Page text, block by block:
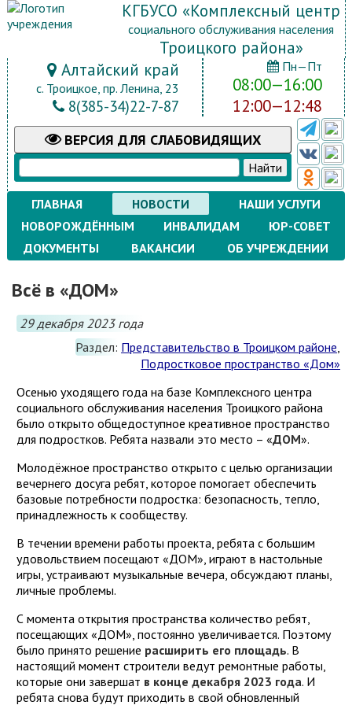
КГБУСО «Комплексный центр
социального обслуживания населения
Троицкого района»
Алтайский край
с. Троицкое, пр. Ленина, 23
8(385-34)22-7-87
Пн—Пт
08:00—16:00
12:00—12:48
ВЕРСИЯ ДЛЯ СЛАБОВИДЯЩИХ
ГЛАВНАЯ НОВОСТИ
НАШИ УСЛУГИ
НОВОРОЖДЁННЫМ
ИНВАЛИДАМ
ЮР-СОВЕТ
ДОКУМЕНТЫ
ВАКАНСИИ ОБ УЧРЕЖДЕНИИ
Всё в «ДОМ»
29 декабря 2023 года
Раздел: Представительство в Троицком районе,
Подростковое пространство «Дом»
Осенью уходящего года на базе Комплексного центра
социального обслуживания населения Троицкого района
было открыто общедоступное креативное пространство
для подростков. Ребята назвали это место – «ДОМ».
Молодёжное пространство открыто с целью организации
вечернего досуга ребят, которое помогает обеспечить
базовые потребности подростка: безопасность, тепло,
принадлежность к сообществу.
В течении времени работы проекта, ребята с большим
удовольствием посещают «ДОМ», играют в настольные
игры, устраивают музыкальные вечера, обсуждают планы,
личные проблемы.
С момента открытия пространства количество ребят,
посещающих «ДОМ», постоянно увеличивается. Поэтому
было принято решение расширить его площадь. В
настоящий момент строители ведут ремонтные работы,
которые они завершат в конце декабря 2023 года. И
ребята снова будут приходить в свой обновленный